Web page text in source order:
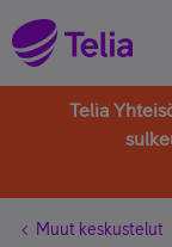
Telia
Muut keskustelut